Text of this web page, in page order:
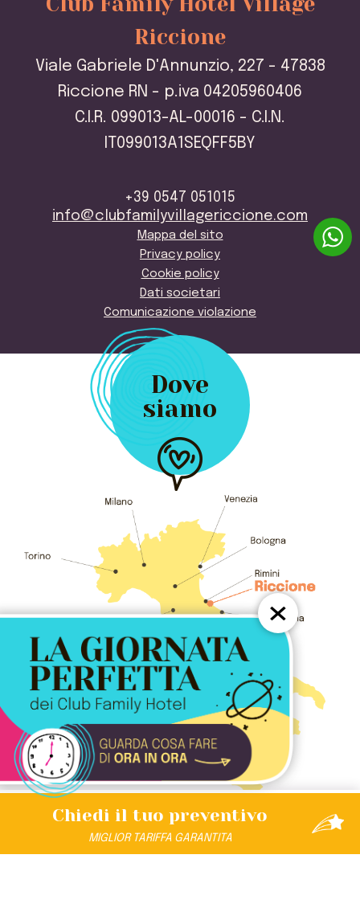
×
Riccione
Viale Gabriele D'Annunzio, 227 - 47838
Riccione RN - p.iva 04205960406
C.I.R. 099013-AL-00016 - C.I.N.
IT099013A1SEQFF5BY
+39 0547 051015
info@clubfamilyvillagericcione.com
Mappa del sito
Privacy policy
Cookie policy
Dati societari
Comunicazione violazione
Dove
siamo
Chiedi il tuo preventivo
MIGLIORTARIFFA GARANTITA